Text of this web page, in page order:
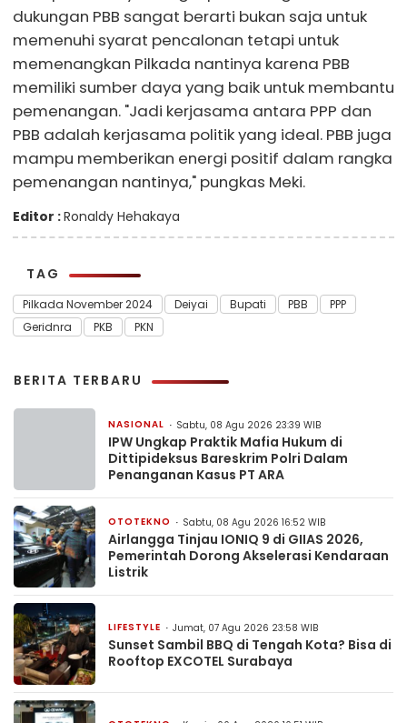
dukungan PBB sangat berarti bukan saja untuk
memenuhi syarat pencalonan tetapi untuk
memenangkan Pilkada nantinya karena PBB
memiliki sumber daya yang baik untuk membantu
pemenangan. "Jadi kerjasama antara PPP dan
PBB adalah kerjasama politik yang ideal. PBB juga
mampu memberikan energi positif dalam rangka
pemenangan nantinya," pungkas Meki.
Editor :Ronaldy Hehakaya
TAG
Pilkada November 2024 Deiyai Bupati PBB
PPP
Geridnra
PKB PKN
BERITA TERBARU
NASIONAL Sabtu, 08 Agu 2026 23:39 WIB
IPW Ungkap Praktik Mafia Hukum di
Dittipideksus Bareskrim Polri Dalam
Penanganan Kasus PT ARA
OTOTEKNO Sabtu, 08 Agu 2026 16:52 WIB
Airlangga Tinjau IONIQ 9 di GIIAS 2026,
Pemerintah Dorong Akselerasi Kendaraan
Listrik
LIFESTYLE Jumat, 07 Agu 2026 23:58 WIB
Sunset Sambil BBQ di Tengah Kota? Bisa di
Rooftop EXCOTEL Surabaya